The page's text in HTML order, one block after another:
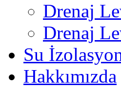
Drenaj
Drenaj
Su
Hakkımızda